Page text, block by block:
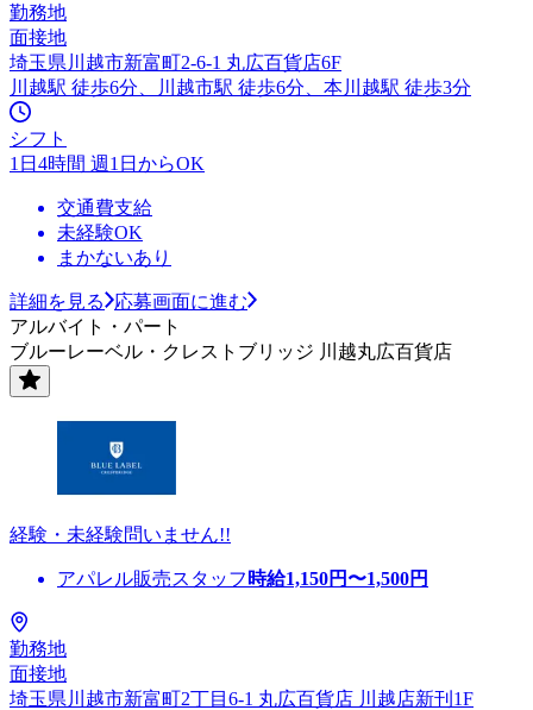
勤務地
面接地
埼玉県川越市新富町2-6-1 丸広百貨店6F
川越駅 徒歩6分、川越市駅 徒歩6分、本川越駅 徒歩3分
シフト
1日4時間 週1日からOK
交通費支給
未経験OK
まかないあり
詳細を見る
応募画面に進む
アルバイト・パート
ブルーレーベル・クレストブリッジ 川越丸広百貨店
経験・未経験問いません!!
アパレル販売スタッフ 時給1,150円〜1,500円
勤務地
面接地
埼玉県川越市新富町2丁目6-1 丸広百貨店 川越店新刊1F